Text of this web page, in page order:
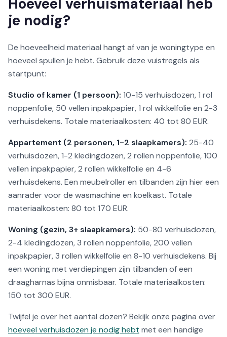
Hoeveel verhuismateriaal heb
je nodig?
De hoeveelheid materiaal hangt af van je woningtype en
hoeveel spullen je hebt. Gebruik deze vuistregels als
startpunt:
Studio of kamer (1 persoon): 10-15 verhuisdozen, 1 rol
noppenfolie, 50 vellen inpakpapier, 1 rol wikkelfolie en 2-3
verhuisdekens. Totale materiaalkosten: 40 tot 80 EUR.
Appartement (2 personen, 1-2 slaapkamers): 25-40
verhuisdozen, 1-2 kledingdozen, 2 rollen noppenfolie, 100
vellen inpakpapier, 2 rollen wikkelfolie en 4-6
verhuisdekens. Een meubelroller en tilbanden zijn hier een
aanrader voor de wasmachine en koelkast. Totale
materiaalkosten: 80 tot 170 EUR.
Woning (gezin, 3+ slaapkamers): 50-80 verhuisdozen,
2-4 kledingdozen, 3 rollen noppenfolie, 200 vellen
inpakpapier, 3 rollen wikkelfolie en 8-10 verhuisdekens. Bij
een woning met verdiepingen zijn tilbanden of een
draagharnas bijna onmisbaar. Totale materiaalkosten:
150 tot 300 EUR.
Twijfel je over het aantal dozen? Bekijk onze pagina over
hoeveel verhuisdozen je nodig hebt met een handige